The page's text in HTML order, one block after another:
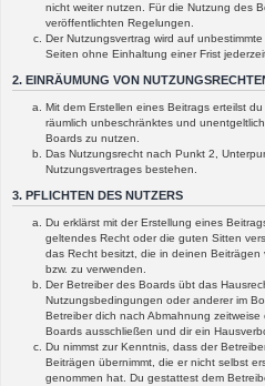
nicht weiter nutzen. Für die Nutzung des
veröffentlichten Regelungen.
Der Nutzungsvertrag wird auf
Seiten ohne Einhaltung einer Frist
2. EINRÄUMUNG VON
Mit dem Erstellen eines Beitrags erteilst
räumlich unbeschränktes und
Boards zu nutzen.
Das Nutzungsrecht nach Punkt 2,
Nutzungsvertrages bestehen.
3. PFLICHTEN DES NUTZERS
Du erklärst mit der Erstellung eines
geltendes Recht oder die guten Sitten
das Recht besitzt, die in deinen
bzw. zu verwenden.
Der Betreiber des Boards übt das
Nutzungsbedingungen oder anderer im
Betreiber dich nach Abmahnung
Boards ausschließen und dir ein
Du nimmst zur Kenntnis, dass der
Beiträgen übernimmt, die er nicht selbst
genommen hat. Du gestattest dem